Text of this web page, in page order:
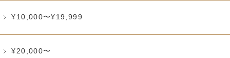
¥10,000〜¥19,999
¥20,000〜